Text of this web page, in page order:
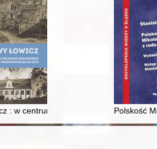
: w centrum poligonu drawskiego od
Polskość